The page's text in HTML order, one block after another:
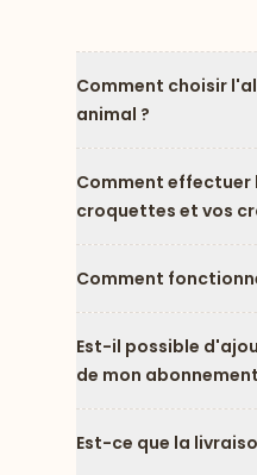
Comment choisir
animal ?
Comment effectuer
croquettes et vos
Comment
Est-il possible
de mon
Est-ce que la